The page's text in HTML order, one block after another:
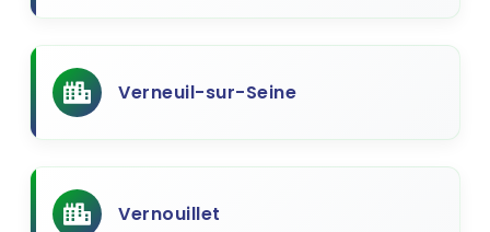
Verneuil-sur-Seine
Vernouillet